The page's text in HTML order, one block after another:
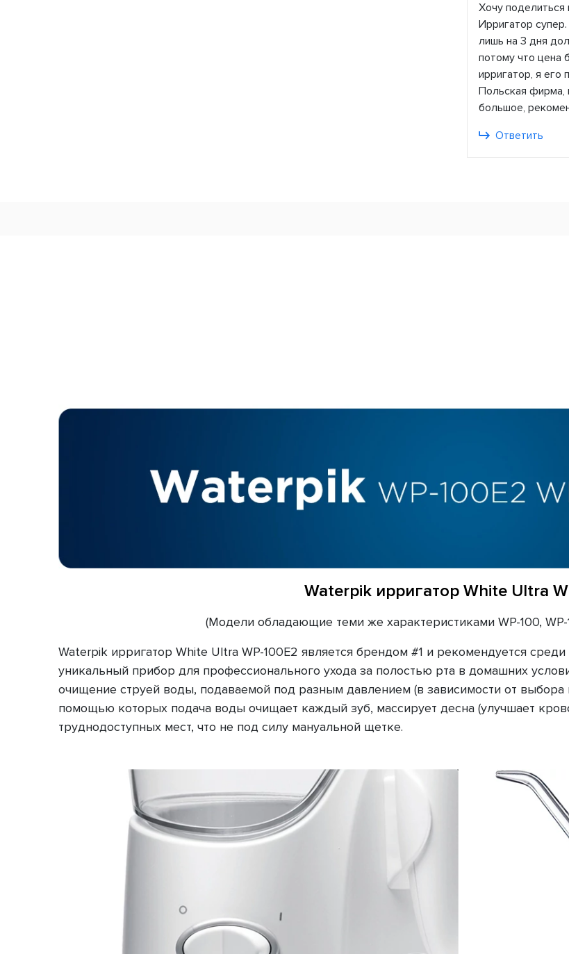
Хочу поделиться
Ирригатор
лишь на 3 дня
потому что цена
ирригатор, я
Польская фирма,
большое,
Ответить
Waterpik ирригатор White Ultra
(Модели обладающие теми же характеристиками WP-100, WP-
Waterpik ирригатор White Ultra WP-100E2 является брендом #1 и рекомендуется
уникальный прибор для профессионального ухода за полостью рта в домашних
очищение струей воды, подаваемой под разным давлением (в зависимости от
помощью которых подача воды очищает каждый зуб, массирует десна (улучшает
труднодоступных мест, что не под силу мануальной щетке.